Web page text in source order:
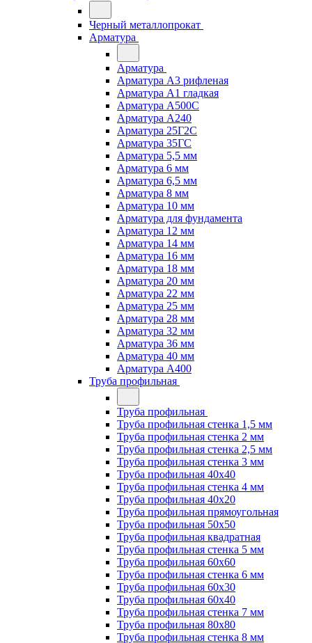
Черный металлопрокат
Арматура
Арматура
Арматура А3 рифленая
Арматура А1 гладкая
Арматура А500С
Арматура А240
Арматура 25Г2С
Арматура 35ГС
Арматура 5,5 мм
Арматура 6 мм
Арматура 6,5 мм
Арматура 8 мм
Арматура 10 мм
Арматура для фундамента
Арматура 12 мм
Арматура 14 мм
Арматура 16 мм
Арматура 18 мм
Арматура 20 мм
Арматура 22 мм
Арматура 25 мм
Арматура 28 мм
Арматура 32 мм
Арматура 36 мм
Арматура 40 мм
Арматура А400
Труба профильная
Труба профильная
Труба профильная стенка 1,5 мм
Труба профильная стенка 2 мм
Труба профильная стенка 2,5 мм
Труба профильная стенка 3 мм
Труба профильная 40х40
Труба профильная стенка 4 мм
Труба профильная 40х20
Труба профильная прямоугольная
Труба профильная 50х50
Труба профильная квадратная
Труба профильная стенка 5 мм
Труба профильная 60х60
Труба профильная стенка 6 мм
Труба профильная 60х30
Труба профильная 60х40
Труба профильная стенка 7 мм
Труба профильная 80х80
Труба профильная стенка 8 мм